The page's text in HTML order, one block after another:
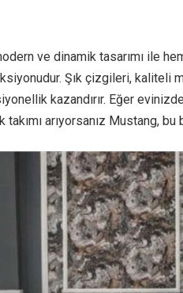
ve dinamik tasarımı ile
Şık çizgileri, kaliteli
kazandırır. Eğer
arıyorsanız Mustang,